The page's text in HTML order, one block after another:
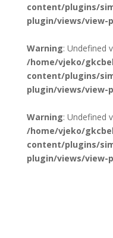
content/plugins/
plugin/views/view-
Warning: Undefined
/home/vjeko/
content/plugins/
plugin/views/view-
Warning: Undefined
/home/vjeko/
content/plugins/
plugin/views/view-